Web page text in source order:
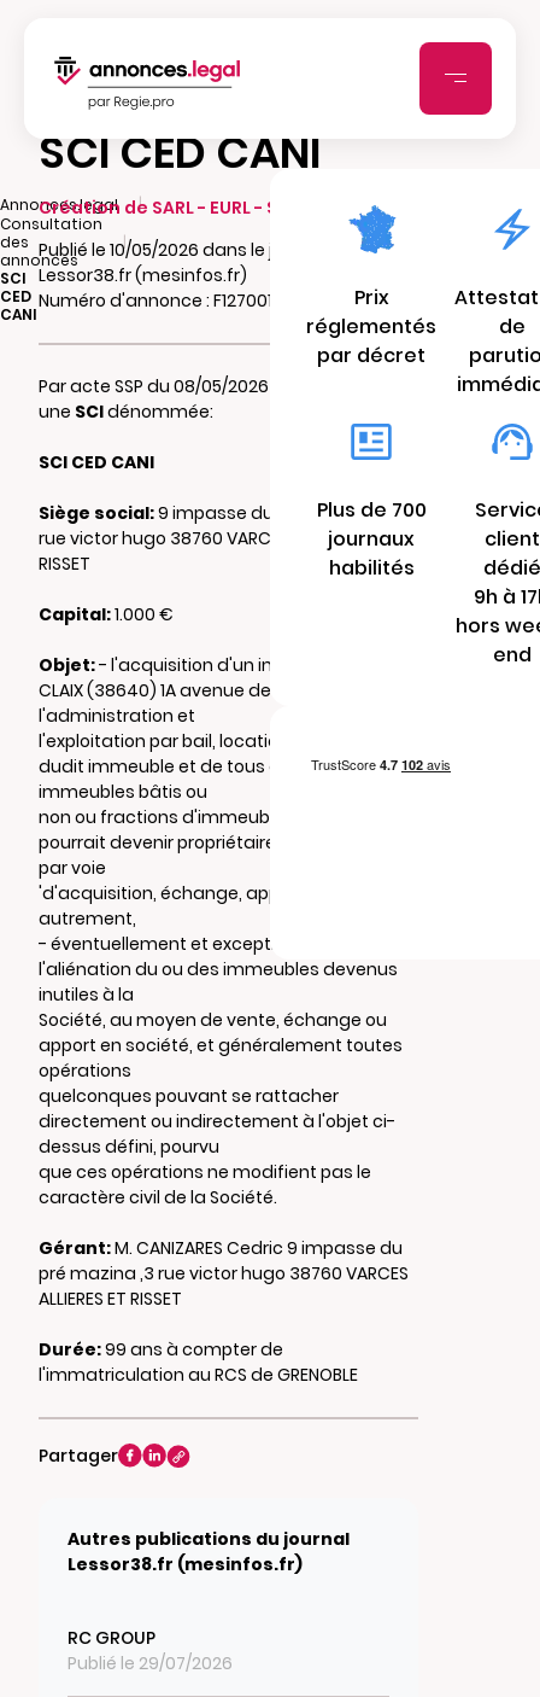
Annonces.legal
|
Consultation
des
annonces
|
SCI
CED
CANI
SCI CED CANI
Création de SARL - EURL - SCI - SCA - SCCV
Publié le 10/05/2026 dans le journal
Lessor38.fr (mesinfos.fr)
Numéro d'annonce : F127001194kif
Par acte SSP du 08/05/2026 il a été constitué
une SCIdénommée:
SCI CED CANI
Siège social:9 impasse du pré mazina ,3
rue victor hugo 38760 VARCES ALLIERES ET
RISSET
Capital:1.000 €
Objet:- l'acquisition d'un immeuble sis à
CLAIX (38640) 1A avenue de la Ridelet,
l'administration et
l'exploitation par bail, location ou autrement
dudit immeuble et de tous autres
immeubles bâtis ou
non ou fractions d'immeubles dont elle
pourrait devenir propriétaire ultérieurement,
par voie
'd'acquisition, échange, apport ou
autrement,
- éventuellement et exceptionnellement
l'aliénation du ou des immeubles devenus
inutiles à la
Société, au moyen de vente, échange ou
apport en société, et généralement toutes
opérations
quelconques pouvant se rattacher
directement ou indirectement à l'objet ci-
dessus défini, pourvu
que ces opérations ne modifient pas le
caractère civil de la Société.
Gérant:M. CANIZARES Cedric 9 impasse du
pré mazina ,3 rue victor hugo 38760 VARCES
ALLIERES ET RISSET
Durée:99 ans à compter de
l'immatriculation au RCS de GRENOBLE
Partager
Autres publications du journal
Lessor38.fr (mesinfos.fr)
RC GROUP
Publié le 29/07/2026
Prix
réglementés
par décret
de
Plus de 700
journaux
habilités
client
dédié
9h à
hors
end